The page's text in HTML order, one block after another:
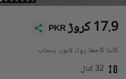
PKR 17.9 کروڑ
کاہنا کاچھا روڈ، لاہور، پنجاب
32 کنال